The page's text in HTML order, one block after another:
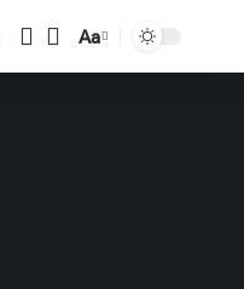
Tamaño
Aa